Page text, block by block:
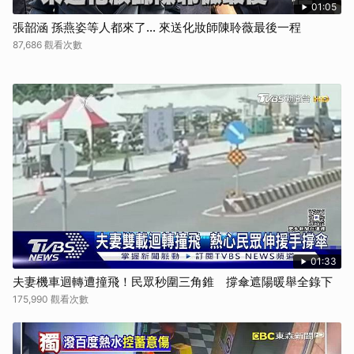
01:05
張韶涵 孫燕姿等人都來了... 來送化妝師陳聆薇最後一程
87,686 觀看次數
01:33
夫妻機車迴轉遭撞飛！民眾秒圍三角錐 撐傘遮陽暖舉全錄下
175,990 觀看次數